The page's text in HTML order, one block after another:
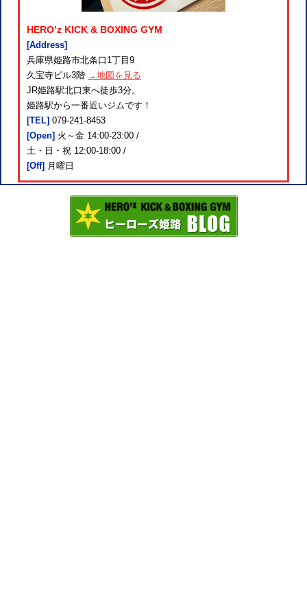
HERO’z KICK & BOXING GYM
[Address]
兵庫県姫路市北条口1丁目9
久宝寺ビル3階 →地図を見る
JR姫路駅北口東へ徒歩3分。
姫路駅から一番近いジムです！
[TEL] 079-241-8453
[Open] 火～金 14:00-23:00 /
土・日・祝 12:00-18:00 /
[Off] 月曜日